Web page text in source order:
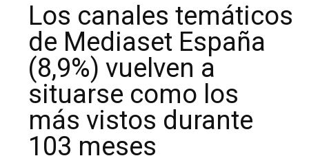
Los canales temáticos
de Mediaset España
(8,9%) vuelven a
situarse como los
más vistos durante
103 meses